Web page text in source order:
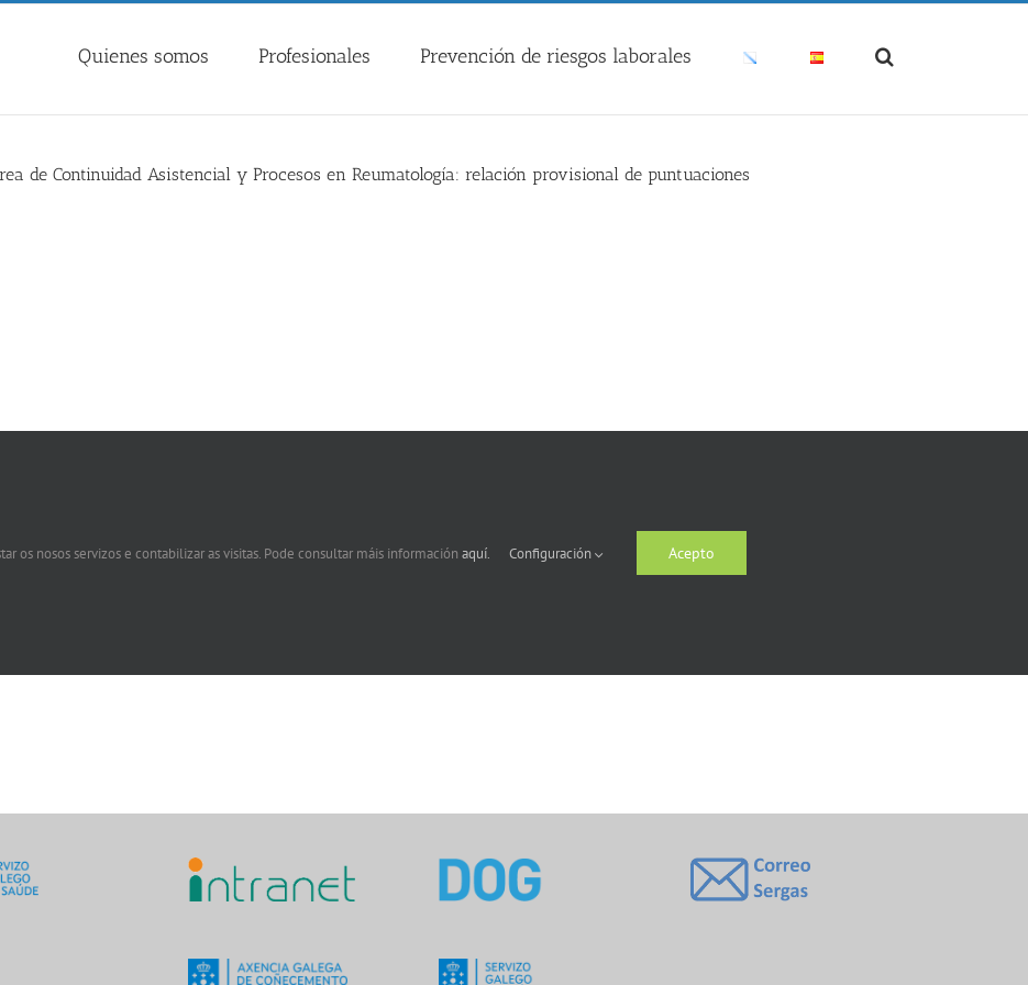
Quienes somos Profesionales Prevención de riesgos laborales
de Continuidad Asistencial y Procesos en Reumatología: relación provisional de puntuaciones
os nosos servizos e contabilizar as visitas. Pode consultar máis información aquí. Configuración Acepto